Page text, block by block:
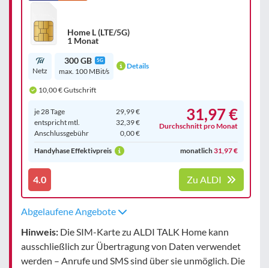
Home L (LTE/5G)
1 Monat
Netz
300 GB 5G
max. 100 MBit/s
Details
10,00 € Gutschrift
je 28 Tage
29,99 €
entspricht mtl.
32,39 €
Anschluss­gebühr
0,00 €
31,97 €
Durchschnitt pro Monat
Handyhase Effektivpreis monatlich31,97 €
4.0 Zu ALDI
Abgelaufene Angebote
Hinweis: Die SIM-Karte zu ALDI TALK Home kann
ausschließlich zur Übertragung von Daten verwendet
werden – Anrufe und SMS sind über sie unmöglich. Die